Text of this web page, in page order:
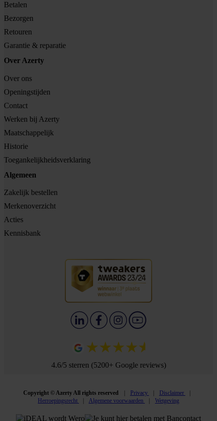
Betalen
Bezorgen
Retouren
Garantie & reparatie
Over Azerty
Over ons
Openingstijden
Contact
Werken bij Azerty
Maatschappelijk
Historie
Toegankelijkheidsverklaring
Algemeen
Zakelijk bestellen
Merkenoverzicht
Acties
Kennisbank
4.6/5 sterren (5200+ Google reviews)
Copyright © Azerty All rights reserved Privacy
Disclaimer
Herroepingsrecht
Algemene voorwaarden Wetgeving